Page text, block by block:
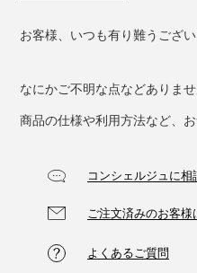
お客様、いつも有り難うござい
なにかご不明な点などありま
商品の仕様や利用方法など、
コンシェルジュに相
ご注文済みのお客様
よくあるご質問